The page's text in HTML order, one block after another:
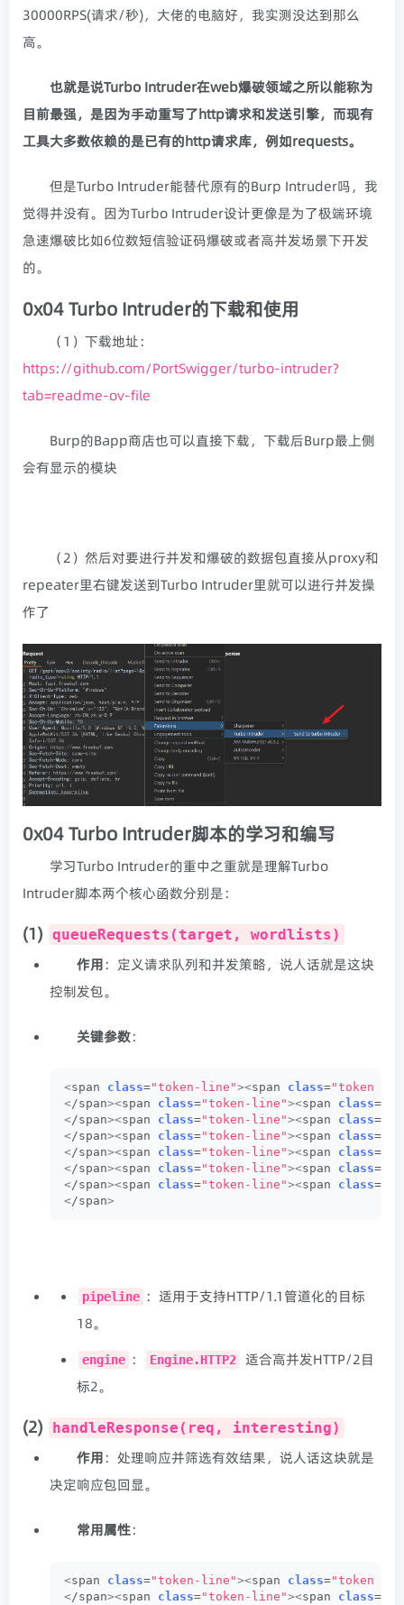
30000RPS(请求/秒)，大佬的电脑好，我实测没达到那么
高。
也就是说Turbo Intruder在web爆破领域之所以能称为
目前最强，是因为手动重写了http请求和发送引擎，而现有
工具大多数依赖的是已有的http请求库，例如requests。
但是Turbo Intruder能替代原有的Burp Intruder吗，我
觉得并没有。因为Turbo Intruder设计更像是为了极端环境
急速爆破比如6位数短信验证码爆破或者高并发场景下开发
的。
0x04 Turbo Intruder的下载和使用
（1）下载地址：
https://github.com/PortSwigger/turbo-intruder?
tab=readme-ov-file
Burp的Bapp商店也可以直接下载，下载后Burp最上侧
会有显示的模块
（2）然后对要进行并发和爆破的数据包直接从proxy和
repeater里右键发送到Turbo Intruder里就可以进行并发操
作了
0x04 Turbo Intruder脚本的学习和编写
学习Turbo Intruder的重中之重就是理解Turbo
Intruder脚本两个核心函数分别是：
(1) queueRequests(target, wordlists)
作用：定义请求队列和并发策略，说人话就是这块
控制发包。
关键参数：
<span class="token-line"><span class="token
</span><span class="token-line"><span class=
</span><span class="token-line"><span class=
</span><span class="token-line"><span class=
</span><span class="token-line"><span class=
</span><span class="token-line"><span class=
</span><span class="token-line"><span class=
</span>
pipeline ：适用于支持HTTP/1.1管道化的目标
18。
engine ： Engine.HTTP2
适合高并发HTTP/2目
标2。
(2) handleResponse(req, interesting)
作用：处理响应并筛选有效结果，说人话这块就是
决定响应包回显。
常用属性：
<span class="token-line"><span class="token
</span><span class="token-line"><span class=